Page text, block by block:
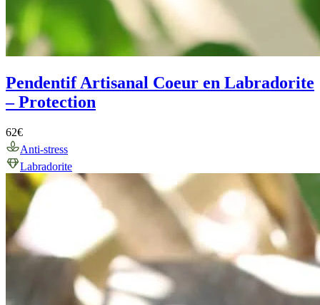
Pendentif Artisanal Coeur en Labradorite
– Protection
62€
Anti-stress
Labradorite